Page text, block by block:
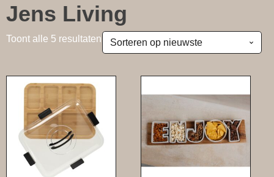
Jens Living
Toont alle 5 resultaten Gesorteerd
op